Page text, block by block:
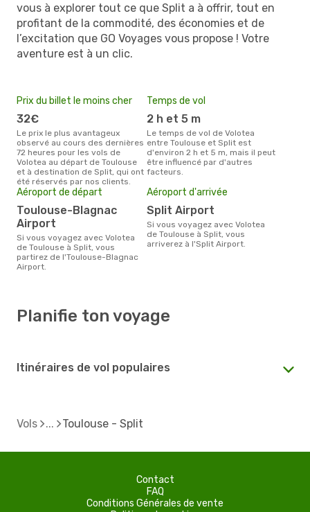
vous à explorer tout ce que Split a à offrir, tout en
profitant de la commodité, des économies et de
l’excitation que GO Voyages vous propose ! Votre
aventure est à un clic.
Prix du billet le moins cher
32€
Le prix le plus avantageux
observé au cours des dernières
72 heures pour les vols de
Volotea au départ de Toulouse
et à destination de Split, qui ont
été réservés par nos clients.
Temps de vol
2 h et 5 m
Le temps de vol de Volotea
entre Toulouse et Split est
d'environ 2 h et 5 m, mais il peut
être influencé par d'autres
facteurs.
Aéroport de départ
Toulouse-Blagnac
Airport
Si vous voyagez avec Volotea
de Toulouse à Split, vous
partirez de l'Toulouse-Blagnac
Airport.
Aéroport d'arrivée
Split Airport
Si vous voyagez avec Volotea
de Toulouse à Split, vous
arriverez à l'Split Airport.
Planifie ton voyage
Itinéraires de vol populaires
Vols Toulouse - Split
Contact
FAQ
Conditions Générales de vente